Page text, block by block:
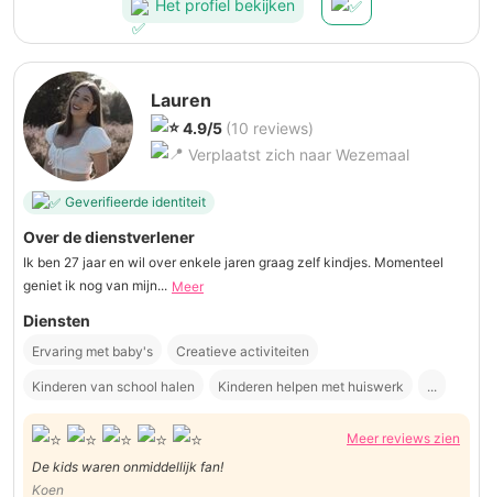
Het profiel bekijken
Lauren
4.9/5 (10 reviews)
Verplaatst zich naar Wezemaal
Geverifieerde identiteit
Over de dienstverlener
Ik ben 27 jaar en wil over enkele jaren graag zelf kindjes. Momenteel
geniet ik nog van mijn... Meer
Diensten
Ervaring met baby's Creatieve activiteiten
Kinderen van school halen Kinderen helpen met huiswerk ...
Meer reviews zien
De kids waren onmiddellijk fan!
Koen